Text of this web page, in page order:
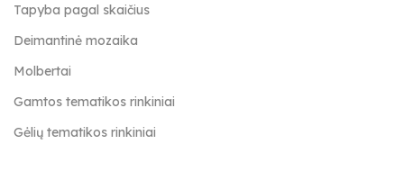
Tapyba pagal skaičius
Deimantinė mozaika
Molbertai
Gamtos tematikos rinkiniai
Gėlių tematikos rinkiniai